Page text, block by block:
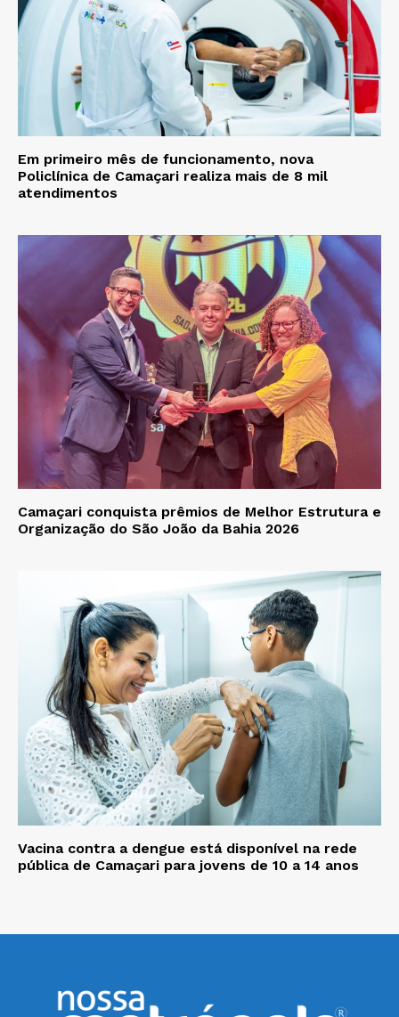
Em primeiro mês de funcionamento, nova
Policlínica de Camaçari realiza mais de 8 mil
atendimentos
Camaçari conquista prêmios de Melhor Estrutura e
Organização do São João da Bahia 2026
Vacina contra a dengue está disponível na rede
pública de Camaçari para jovens de 10 a 14 anos